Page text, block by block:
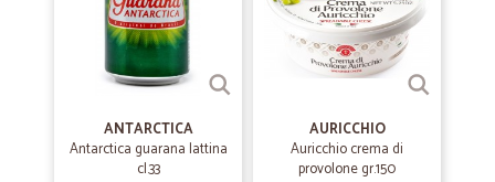
02/04/2023
—Pierpaolo G.
Consegna rapida e imballaggio accurato.
Consegna rapida e imballaggio accurato. Tutto corrispondeva
all'ordine ed era in perfette condizioni.
ANTARCTICA
Antarctica guarana lattina
cl.33
AURICCHIO
Auricchio crema di
provolone gr.150